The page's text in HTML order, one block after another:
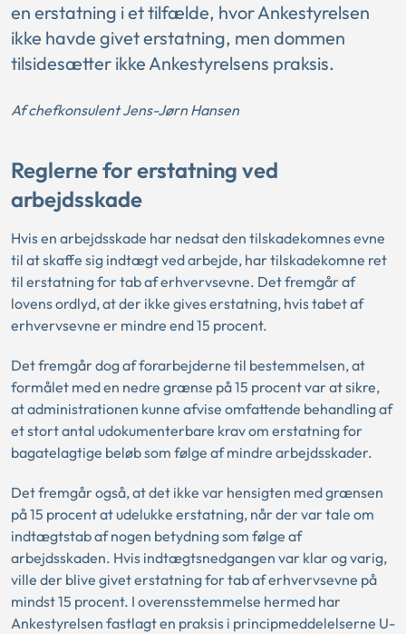
en erstatning i et tilfælde, hvor Ankestyrelsen
ikke havde givet erstatning, men dommen
tilsidesætter ikke Ankestyrelsens praksis.
Af chefkonsulent Jens-Jørn Hansen
Reglerne for erstatning ved
arbejdsskade
Hvis en arbejdsskade har nedsat den tilskadekomnes evne
til at skaffe sig indtægt ved arbejde, har tilskadekomne ret
til erstatning for tab af erhvervsevne. Det fremgår af
lovens ordlyd, at der ikke gives erstatning, hvis tabet af
erhvervsevne er mindre end 15 procent.
Det fremgår dog af forarbejderne til bestemmelsen, at
formålet med en nedre grænse på 15 procent var at sikre,
at administrationen kunne afvise omfattende behandling af
et stort antal udokumenterbare krav om erstatning for
bagatelagtige beløb som følge af mindre arbejdsskader.
Det fremgår også, at det ikke var hensigten med grænsen
på 15 procent at udelukke erstatning, når der var tale om
indtægtstab af nogen betydning som følge af
arbejdsskaden. Hvis indtægtsnedgangen var klar og varig,
ville der blive givet erstatning for tab af erhvervsevne på
mindst 15 procent. I overensstemmelse hermed har
Ankestyrelsen fastlagt en praksis i principmeddelelserne U-